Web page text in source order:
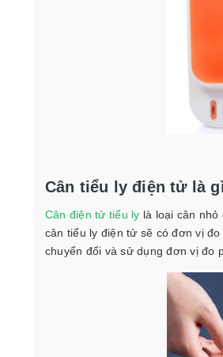
Cân tiểu ly điện tử là
Cân điện tử tiểu ly là loại cân
cân tiểu ly điện tử sẽ có đơn vị
chuyển đổi và sử dụng đơn vị đo